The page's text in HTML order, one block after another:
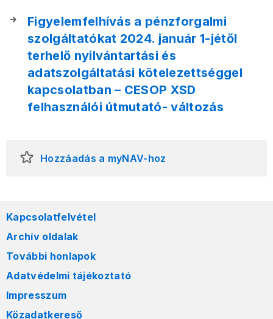
Figyelemfelhívás a pénzforgalmi
szolgáltatókat 2024. január 1-jétől
terhelő nyilvántartási és
adatszolgáltatási kötelezettséggel
kapcsolatban – CESOP XSD
felhasználói útmutató- változás
Hozzáadás a myNAV-hoz
Kapcsolatfelvétel
Archív oldalak
További honlapok
Adatvédelmi tájékoztató
Impresszum
Közadatkereső